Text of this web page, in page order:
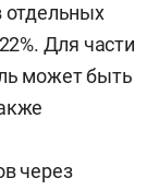
отдельных
Для части
может быть
через